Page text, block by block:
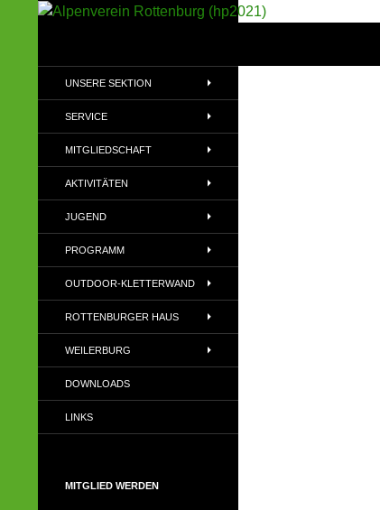
(DAV)
UNSERE SEKTION
SERVICE
MITGLIEDSCHAFT
AKTIVITÄTEN
JUGEND
PROGRAMM
OUTDOOR-KLETTERWAND
ROTTENBURGER HAUS
WEILERBURG
DOWNLOADS
LINKS
MITGLIED WERDEN